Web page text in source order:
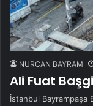
NURCAN BAYRAM
Ali Fuat
İstanbul Bayrampaşa